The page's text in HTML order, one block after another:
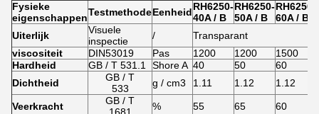
Fysieke
eigenschappenTestmethodeEenheidRH6250-
40A / B
RH6250-
50A / B
RH6250-
60A / B
Uiterlijk
Visuele
inspectie
/
Transparant
viscositeit
DIN53019 Pas 1200 1200 1500
Hardheid
GB / T 531.1 Shore A 40 50 60
Dichtheid
GB / T
533
g / cm3 1.11 1.12 1.12
Veerkracht
GB / T
% 55 65 60